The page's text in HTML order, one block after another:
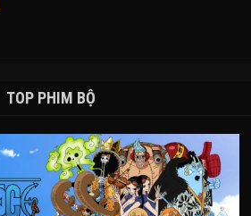
TOP PHIM BỘ